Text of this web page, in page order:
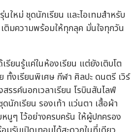
ใหม่ ชุดนักเรียน และไอเทมสำหรับ
ติมความพร้อมให้ทุกลุค มั่นใจทุกวัน
เรียนรู้แค่ในห้องเรียน แต่ยังเติบโต
ทั้งเรียนพิเศษ กีฬา ศิลปะ ดนตรี เวิร์
รรค์นอกเวลาเรียน โรบินสันไลฟ์
นักเรียน รองเท้า แว่นตา เสื้อผ้า
หนูๆ ไว้อย่างครบครัน ให้ผู้ปกครอง